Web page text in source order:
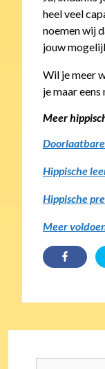
heel veel
noemen wij
jouw
Wil je meer
je maar
Meer
Hippische
Hippische
Meer